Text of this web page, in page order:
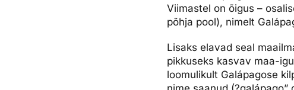
Ettevõttest, kontaktid, reisikonsultandi teenus, tule tööle, uudised...
Viimastel on õigus –
põhja pool), nimelt
Lisaks elavad seal
pikkuseks kasvav maa-
loomulikult Galápagose